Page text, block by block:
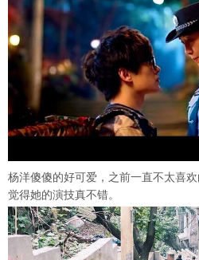
杨洋傻傻的好可爱，之前一直不太喜
觉得她的演技真不错。